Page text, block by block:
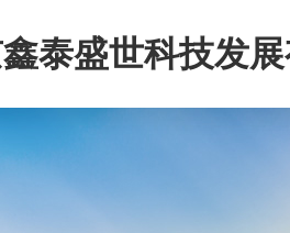
泰盛世科技发